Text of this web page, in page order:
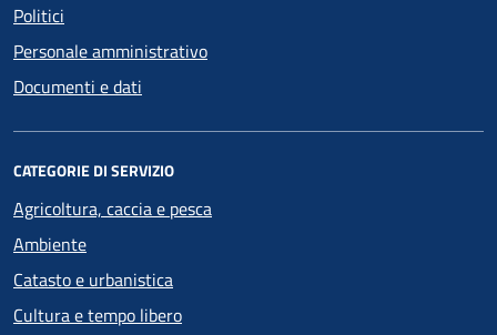
Politici
Personale amministrativo
Documenti e dati
CATEGORIE DI SERVIZIO
Agricoltura, caccia e pesca
Ambiente
Catasto e urbanistica
Cultura e tempo libero